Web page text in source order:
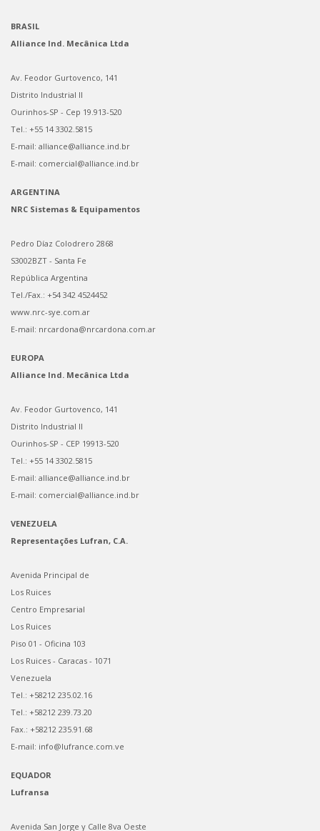
BRASIL
Alliance Ind. Mecânica Ltda
Av. Feodor Gurtovenco, 141
Distrito Industrial II
Ourinhos-SP - Cep 19.913-520
Tel.: +55 14 3302.5815
E-mail: alliance@alliance.ind.br
E-mail: comercial@alliance.ind.br
ARGENTINA
NRC Sistemas & Equipamentos
Pedro Díaz Colodrero 2868
S3002BZT - Santa Fe
República Argentina
Tel./Fax.: +54 342 4524452
www.nrc-sye.com.ar
E-mail: nrcardona@nrcardona.com.ar
EUROPA
Alliance Ind. Mecânica Ltda
Av. Feodor Gurtovenco, 141
Distrito Industrial II
Ourinhos-SP - CEP 19913-520
Tel.: +55 14 3302.5815
E-mail: alliance@alliance.ind.br
E-mail: comercial@alliance.ind.br
VENEZUELA
Representações Lufran, C.A.
Avenida Principal de
Los Ruices
Centro Empresarial
Los Ruices
Piso 01 - Oficina 103
Los Ruices - Caracas - 1071
Venezuela
Tel.: +58212 235.02.16
Tel.: +58212 239.73.20
Fax.: +58212 235.91.68
E-mail: info@lufrance.com.ve
EQUADOR
Lufransa
Avenida San Jorge y Calle 8va Oeste